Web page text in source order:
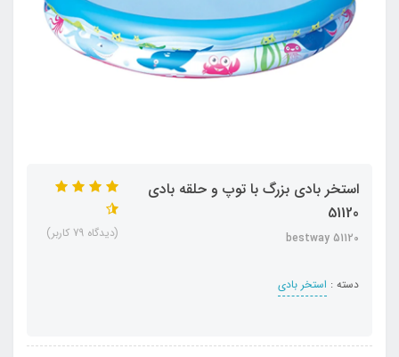
استخر بادی بزرگ با توپ و حلقه بادی
51120
bestway 51120
دسته : استخر بادی
(دیدگاه 79 کاربر)